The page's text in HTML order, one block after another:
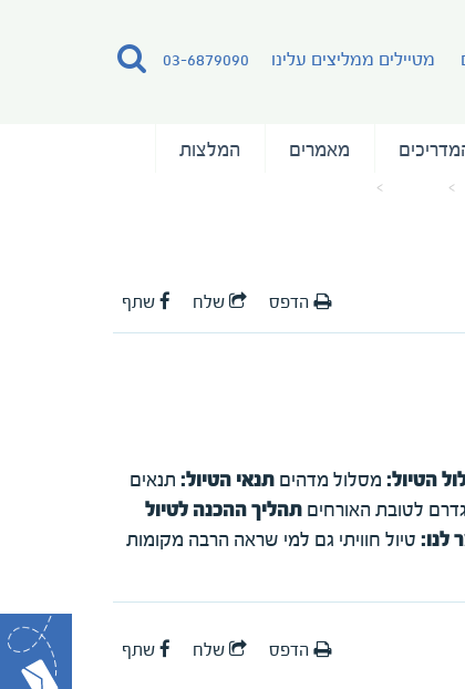
03-6879090 מטיילים ממליצים עלינו
מאמרים המלצות
הדפס שלח שתף
הטיול: מסלול מדהים תנאי הטיול: תנאים
לטובת האורחים תהליך ההכנה לטיול
לנו: טיול חוויתי גם למי שראה הרבה מקומות
הדפס שלח שתף